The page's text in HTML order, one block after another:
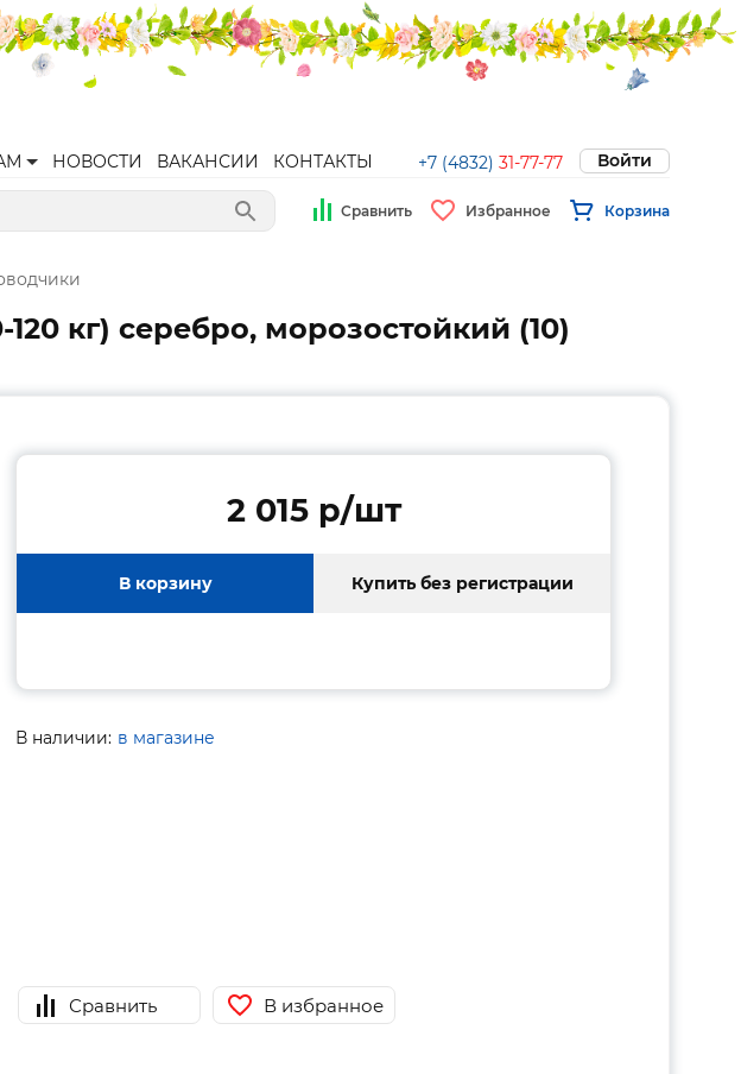
НОВОСТИ ВАКАНСИИ КОНТАКТЫ +7 (4832) 31-77-77 Войти
Сравнить Избранное Корзина
кг) серебро, морозостойкий (10)
2 015 p/шт
В корзину Купить без регистрации
В наличии: в магазине
Сравнить В избранное